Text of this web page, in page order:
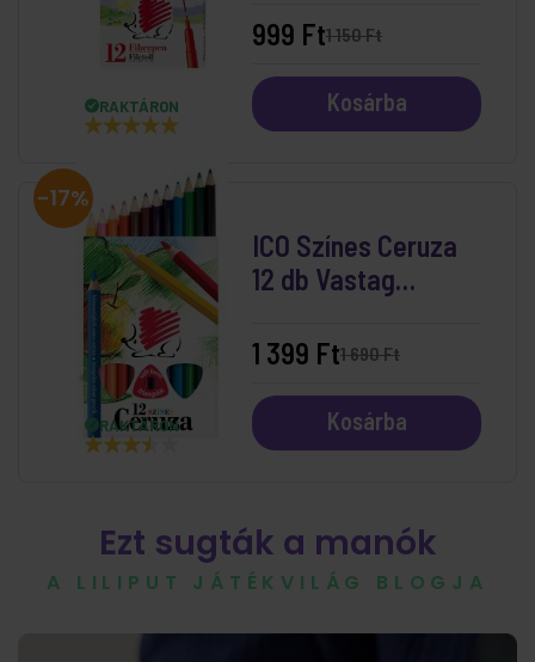
RAKTÁRON
1 150 Ft
999 Ft
Kosárba
-17%
RAKTÁRON
ICO Színes Ceruza
12 db Vastag
1 690 Ft
1 399 Ft
Kosárba
Ezt sugták a manók
A LILIPUT JÁTÉKVILÁG BLOGJA